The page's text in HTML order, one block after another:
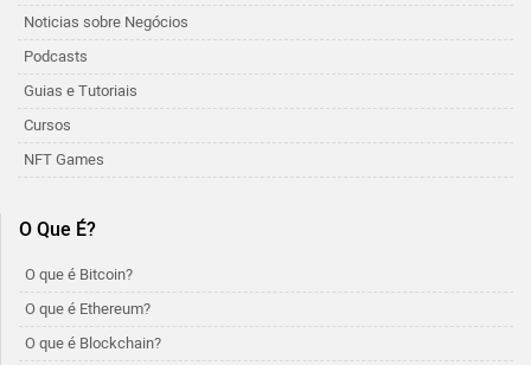
Noticias sobre Negócios
Podcasts
Guias e Tutoriais
Cursos
NFT Games
O Que É?
O que é Bitcoin?
O que é Ethereum?
O que é Blockchain?